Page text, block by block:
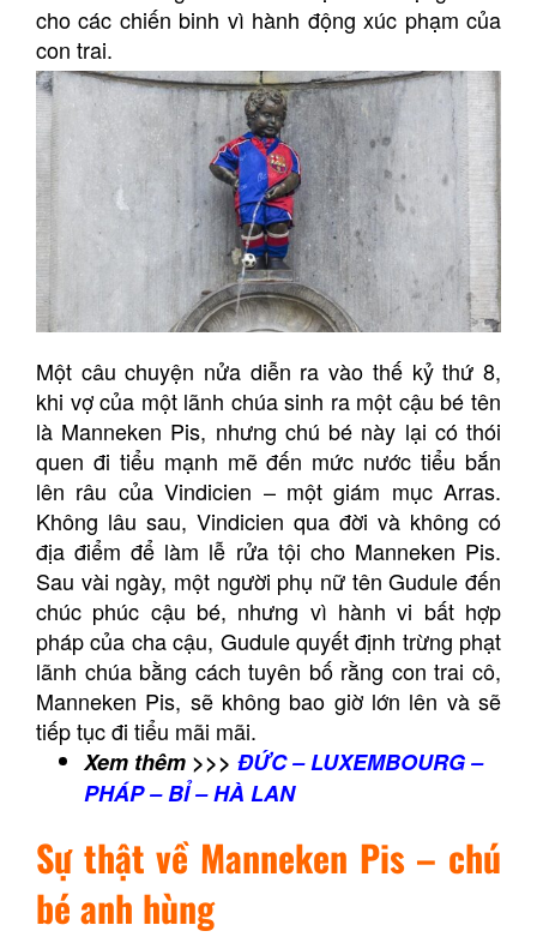
cho các chiến binh vì hành động xúc phạm của
con trai.
Một câu chuyện nửa diễn ra vào thế kỷ thứ 8,
khi vợ của một lãnh chúa sinh ra một cậu bé tên
là Manneken Pis, nhưng chú bé này lại có thói
quen đi tiểu mạnh mẽ đến mức nước tiểu bắn
lên râu của Vindicien – một giám mục Arras.
Không lâu sau, Vindicien qua đời và không có
địa điểm để làm lễ rửa tội cho Manneken Pis.
Sau vài ngày, một người phụ nữ tên Gudule đến
chúc phúc cậu bé, nhưng vì hành vi bất hợp
pháp của cha cậu, Gudule quyết định trừng phạt
lãnh chúa bằng cách tuyên bố rằng con trai cô,
Manneken Pis, sẽ không bao giờ lớn lên và sẽ
tiếp tục đi tiểu mãi mãi.
Xem thêm >>> ĐỨC – LUXEMBOURG –
PHÁP – BỈ – HÀ LAN
Sự thật về Manneken Pis – chú
bé anh hùng